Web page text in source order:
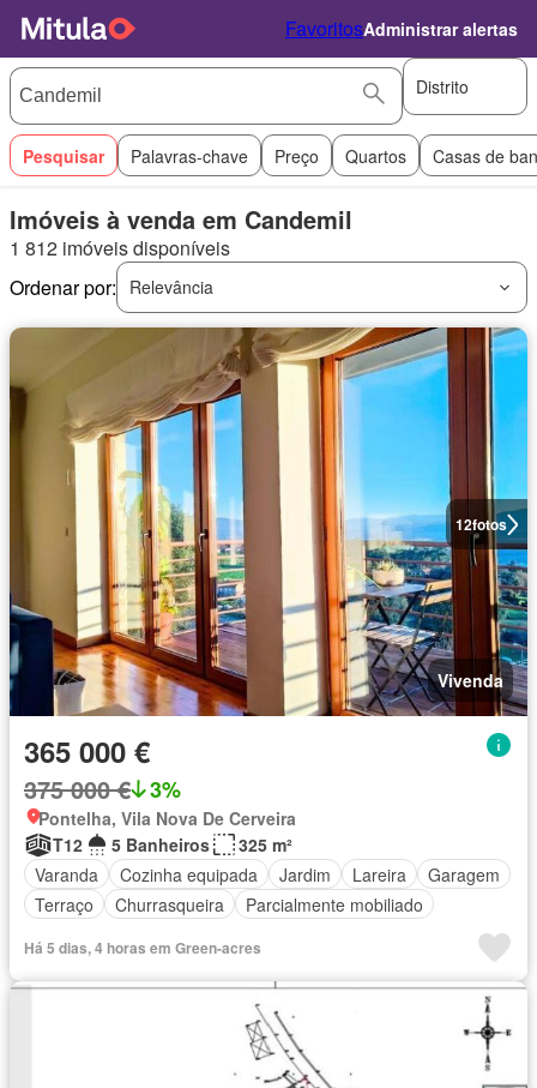
FavoritosAdministrar alertas
Distrito
Pesquisar Palavras-chave Preço Quartos Casas de
Imóveis à venda em Candemil
1 812 imóveis disponíveis
Ordenar por:
Relevância
12fotos
Vivenda
365 000 €
375 000 € 3%
Pontelha, Vila Nova De Cerveira
T12
5 Banheiros
325 m²
Varanda
Cozinha equipada Jardim Lareira
Garagem
Terraço
Churrasqueira Parcialmente mobiliado
Há 5 dias, 4 horas em Green-acres